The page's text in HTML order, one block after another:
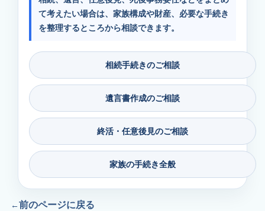
て考えたい場合は、家族構成や財産、必要な手続き
を整理するところから相談できます。
相続手続きのご相談
遺言書作成のご相談
終活・任意後見のご相談
家族の手続き全般
前のページに戻る